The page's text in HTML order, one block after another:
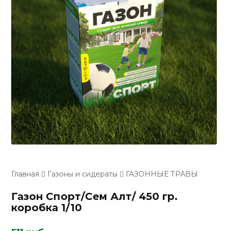
Главная Газоны и сидераты ГАЗОННЫЕ ТРАВЫ
Газон Спорт/Сем Алт/ 450 гр.
коробка 1/10